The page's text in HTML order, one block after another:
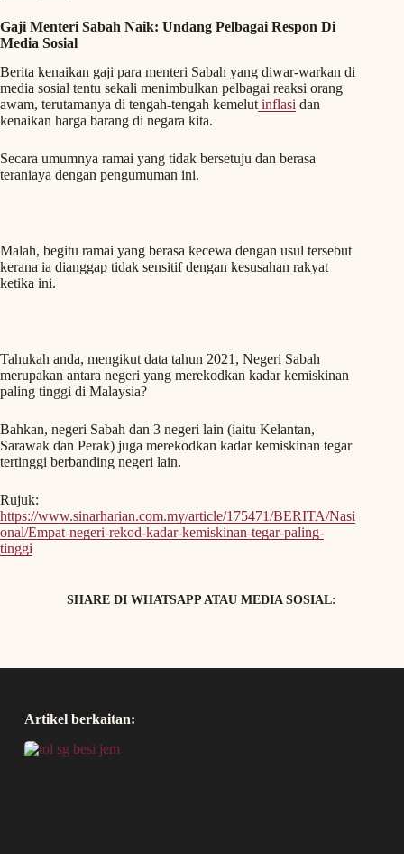
Gaji Menteri Sabah Naik: Undang Pelbagai Respon Di
Media Sosial
Berita kenaikan gaji para menteri Sabah yang diwar-warkan di
media sosial tentu sekali menimbulkan pelbagai reaksi orang
awam, terutamanya di tengah-tengah kemelut inflasi dan
kenaikan harga barang di negara kita.
Secara umumnya ramai yang tidak bersetuju dan berasa
teraniaya dengan pengumuman ini.
Malah, begitu ramai yang berasa kecewa dengan usul tersebut
kerana ia dianggap tidak sensitif dengan kesusahan rakyat
ketika ini.
Tahukah anda, mengikut data tahun 2021, Negeri Sabah
merupakan antara negeri yang merekodkan kadar kemiskinan
paling tinggi di Malaysia?
Bahkan, negeri Sabah dan 3 negeri lain (iaitu Kelantan,
Sarawak dan Perak) juga merekodkan kadar kemiskinan tegar
tertinggi berbanding negeri lain.
Rujuk:
https://www.sinarharian.com.my/article/175471/BERITA/Nasi
onal/Empat-negeri-rekod-kadar-kemiskinan-tegar-paling-
tinggi
SHARE DI WHATSAPP ATAU MEDIA SOSIAL:
Artikel berkaitan: